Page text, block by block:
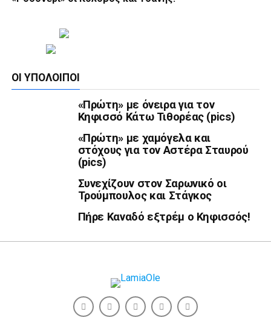
ΟΙ ΥΠΌΛΟΙΠΟΙ
«Πρώτη» με όνειρα για τον
Κηφισσό Κάτω Τιθορέας (pics)
«Πρώτη» με χαμόγελα και
στόχους για τον Αστέρα Σταυρού
(pics)
Συνεχίζουν στον Σαρωνικό οι
Τρούμπουλος και Στάγκος
Πήρε Καναδό εξτρέμ ο Κηφισσός!